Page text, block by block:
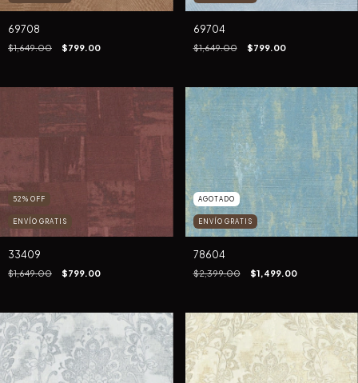
69708
$1,649.00 $799.00
69704
$1,649.00 $799.00
52 % OFF
ENVÍO GRATIS
33409
$1,649.00 $799.00
AGOTADO
ENVÍO GRATIS
78604
$2,399.00 $1,499.00